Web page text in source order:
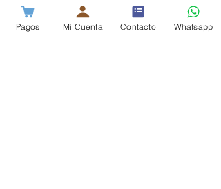
exclusivas para
disfrutar cada
Pagos Mi Cuenta Contacto Whatsapp